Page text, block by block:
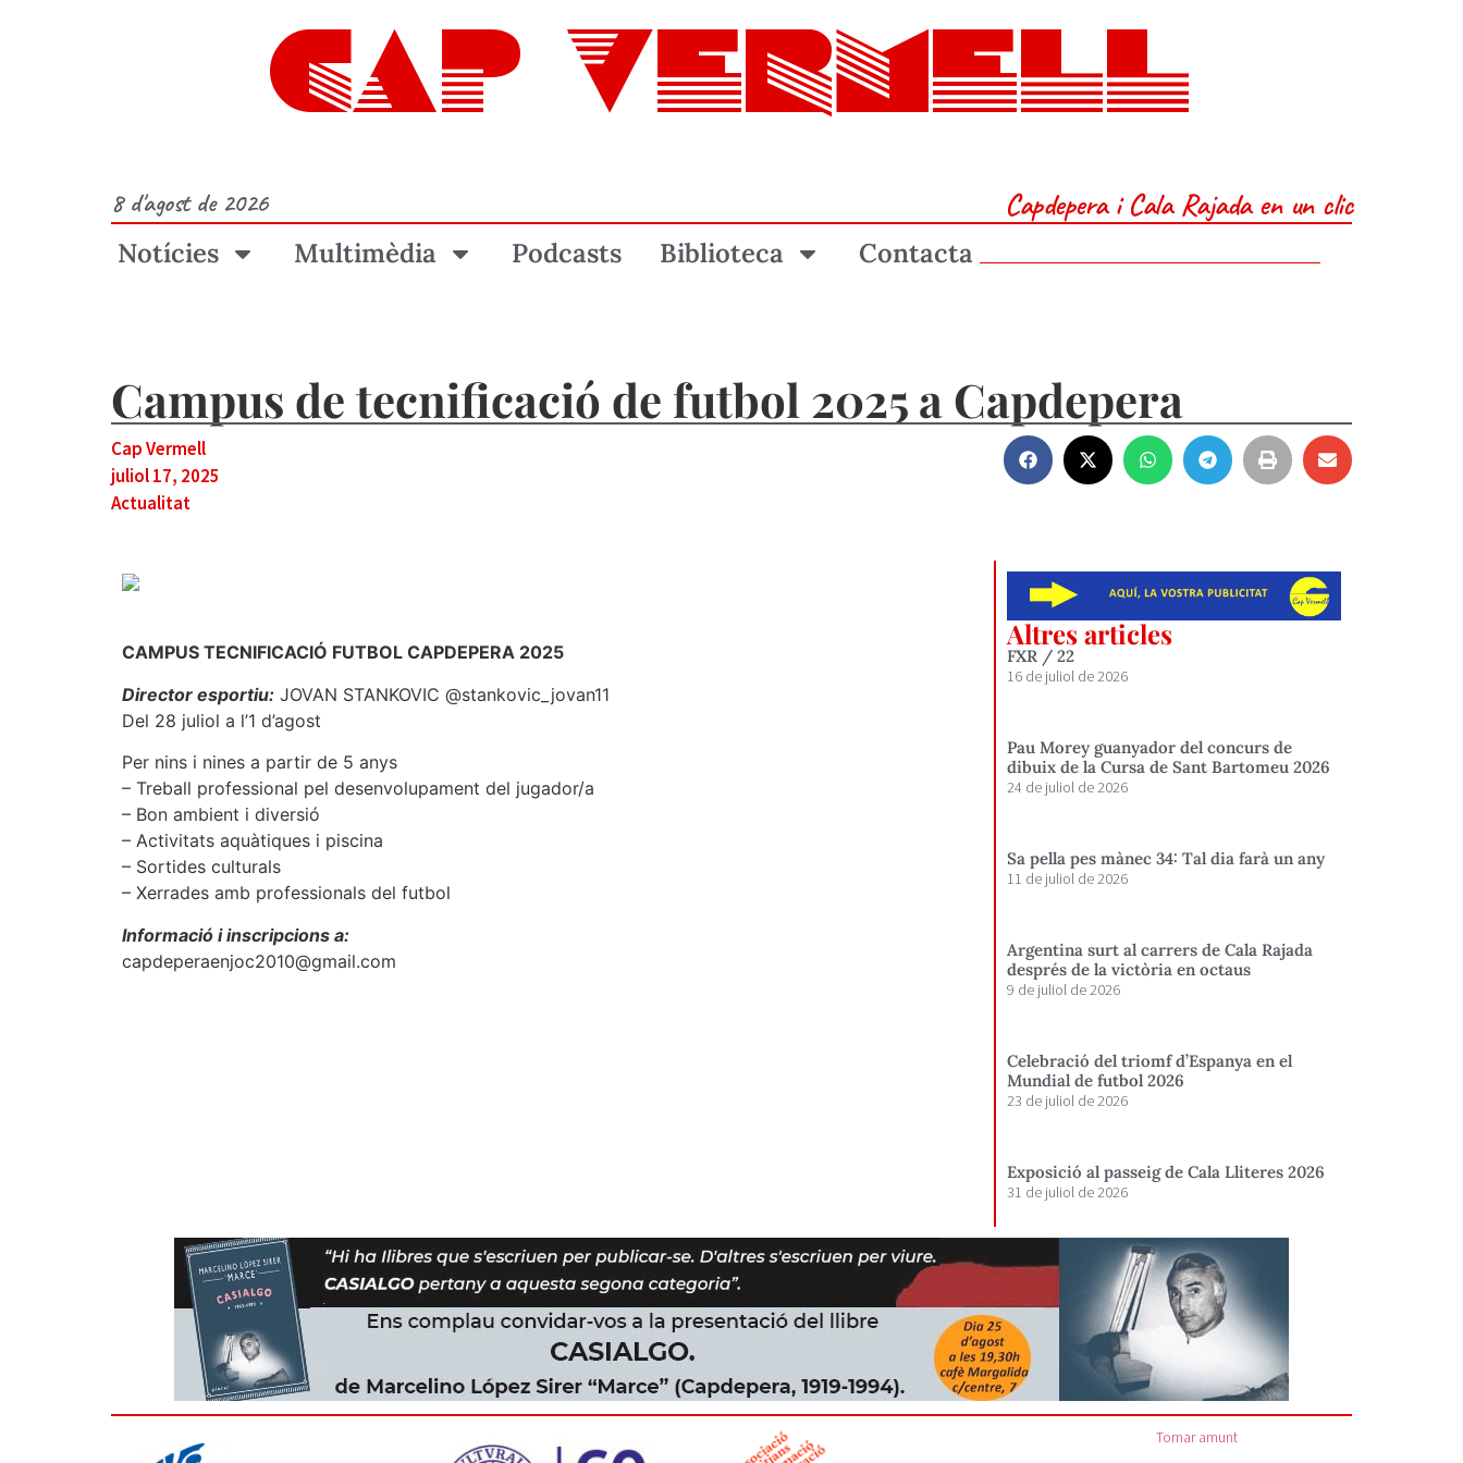
CAP VERMELL
8 d'agost de 2026 Capdepera i Cala Rajada en un clic
Notícies Multimèdia Podcasts Biblioteca Contacta
Campus de tecnificació de futbol 2025 a Capdepera
Cap Vermell
juliol 17, 2025
Actualitat
CAMPUS TECNIFICACIÓ FUTBOL CAPDEPERA 2025
Director esportiu: JOVAN STANKOVIC @stankovic_jovan11
Del 28 juliol a l’1 d’agost
Per nins i nines a partir de 5 anys
– Treball professional pel desenvolupament del jugador/a
– Bon ambient i diversió
– Activitats aquàtiques i piscina
– Sortides culturals
– Xerrades amb professionals del futbol
Informació i inscripcions a:
capdeperaenjoc2010@gmail.com
Altres articles
FXR / 22
16 de juliol de 2026
Pau Morey guanyador del concurs de
dibuix de la Cursa de Sant Bartomeu 2026
24 de juliol de 2026
Sa pella pes mànec 34: Tal dia farà un any
11 de juliol de 2026
Argentina surt al carrers de Cala Rajada
després de la victòria en octaus
9 de juliol de 2026
Celebració del triomf d’Espanya en el
Mundial de futbol 2026
23 de juliol de 2026
Exposició al passeig de Cala Lliteres 2026
31 de juliol de 2026
Tornar amunt